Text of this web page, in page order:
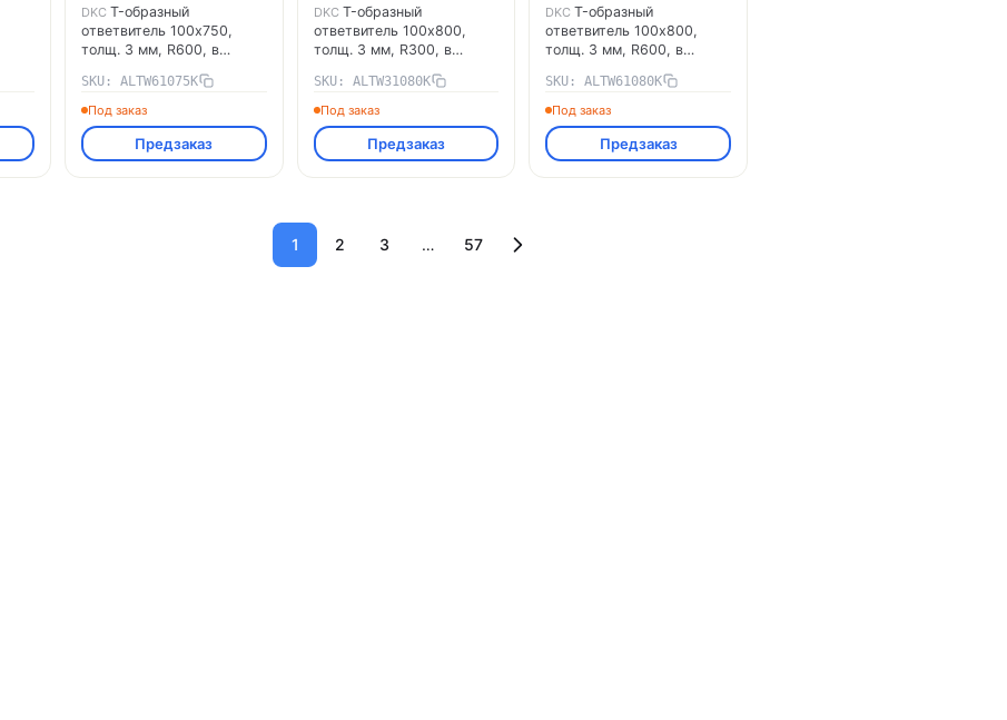
DKC T-образный
ответвитель 100х750,
толщ. 3 мм, R600, в
элементами,
необходимыми для
монтажа, алюминий
ALTW61075K DKC
SKU: ALTW61075K
Под заказ
Предзаказ
DKC T-образный
ответвитель 100х800,
толщ. 3 мм, R300, в
элементами,
необходимыми для
монтажа, алюминий
ALTW31080K DKC
SKU: ALTW31080K
Под заказ
Предзаказ
DKCT-образный
ответвитель 100х800,
толщ. 3 мм, R600, в
элементами,
необходимыми для
монтажа, алюминий
ALTW61080K DKC
SKU: ALTW61080K
Под заказ
Предзаказ
1 2 3 … 57